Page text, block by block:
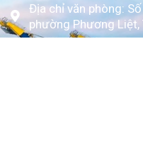
Địa chỉ văn phòng:
phường Phương Liệt,